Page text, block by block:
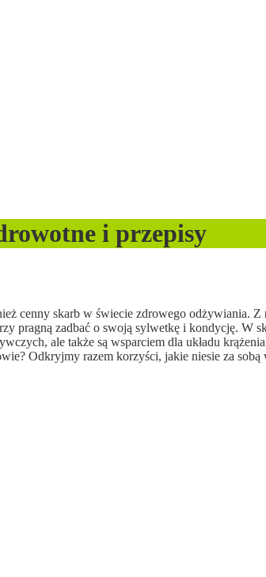
i przepisy
cenny skarb w świecie zdrowego odżywiania. Z
pragną zadbać o swoją sylwetkę i kondycję. W
ale także są wsparciem dla układu
Odkryjmy razem korzyści, jakie niesie za sobą